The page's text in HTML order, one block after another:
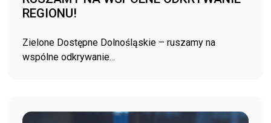
REGIONU!
Zielone Dostępne Dolnośląskie – ruszamy na
wspólne odkrywanie...